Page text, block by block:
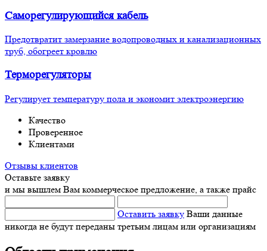
Саморегулирующийся кабель
Предотвратит замерзание водопроводных и канализационных
труб, обогреет кровлю
Терморегуляторы
Регулирует температуру пола и экономит электроэнергию
Качество
Проверенное
Клиентами
Отзывы клиентов
Оставьте заявку
и мы вышлем Вам коммерческое предложение, а также прайс
Оставить заявку Ваши данные
никогда не будут переданы третьим лицам или организациям